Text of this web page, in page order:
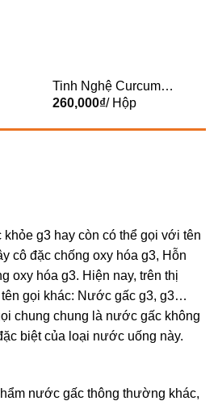
Tinh Nghệ Curcumin
100g
260,000₫/ Hộp
g3 hay còn có thể gọi với tên
cô đặc chống oxy hóa g3, Hỗn
oxy hóa g3. Hiện nay, trên thị
gọi khác: Nước gấc g3, g3…
chung chung là nước gấc không
biệt của loại nước uống này.
nước gấc thông thường khác,